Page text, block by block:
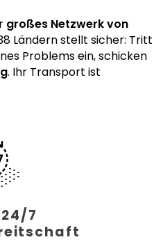
großes Netzwerk von
Ländern stellt sicher: Tritt
Problems ein, schicken
. Ihr Transport ist
7